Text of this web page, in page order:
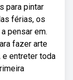
para pintar
férias, os
pensar em.
fazer arte
e entreter toda